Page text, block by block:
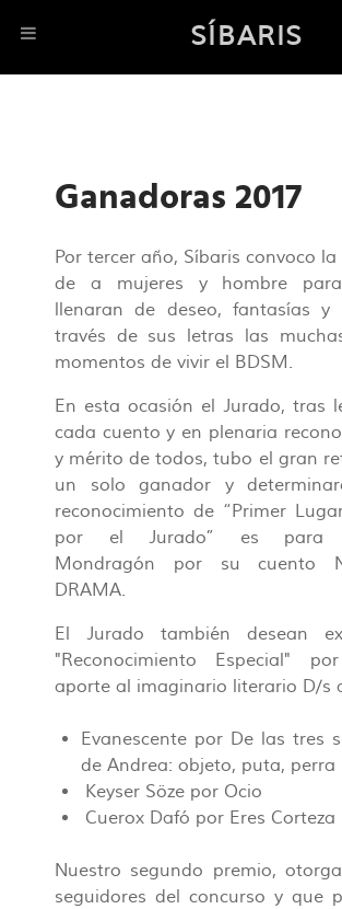
SÍBARIS
Ganadoras 2017
Por tercer año, Síbaris convoco
de a mujeres y hombre
llenaran de deseo, fantasías y
través de sus letras las
momentos de vivir el BDSM.
En esta ocasión el Jurado, tras
cada cuento y en plenaria
y mérito de todos, tubo el gran
un solo ganador y
reconocimiento de “Primer
por el Jurado” es para
Mondragón por su cuento
DRAMA.
El Jurado también desean
"Reconocimiento Especial"
aporte al imaginario literario D/s
Evanescente por De las tres
de Andrea: objeto, puta, perra
Keyser Söze por Ocio
Cuerox Dafó por Eres Corteza
Nuestro segundo premio,
seguidores del concurso y que